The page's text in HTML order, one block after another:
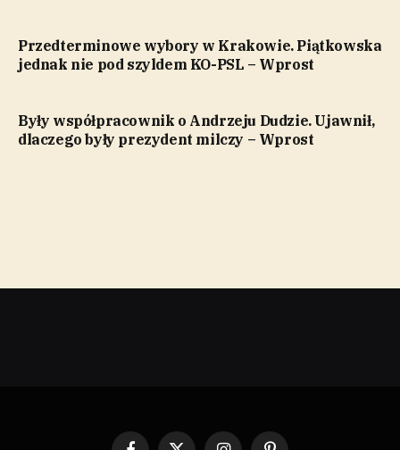
Przedterminowe wybory w Krakowie. Piątkowska
jednak nie pod szyldem KO-PSL – Wprost
Były współpracownik o Andrzeju Dudzie. Ujawnił,
dlaczego były prezydent milczy – Wprost